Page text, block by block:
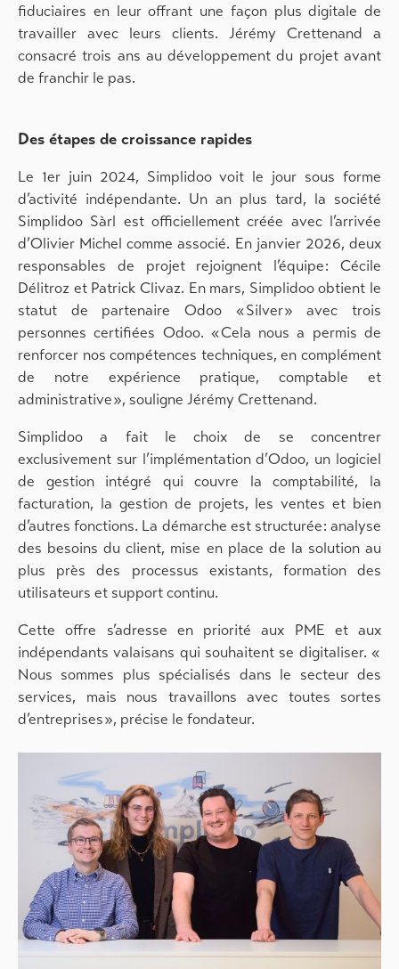
fiduciaires en leur offrant une façon plus digitale de
travailler avec leurs clients. Jérémy Crettenand a
consacré trois ans au développement du projet avant
de franchir le pas.
Des étapes de croissance rapides
Le 1er juin 2024, Simplidoo voit le jour sous forme
d’activité indépendante. Un an plus tard, la société
Simplidoo Sàrl est officiellement créée avec l’arrivée
d’Olivier Michel comme associé. En janvier 2026, deux
responsables de projet rejoignent l’équipe : Cécile
Délitroz et Patrick Clivaz. En mars, Simplidoo obtient le
statut de partenaire Odoo « Silver » avec trois
personnes certifiées Odoo. « Cela nous a permis de
renforcer nos compétences techniques, en complément
de notre expérience pratique, comptable et
administrative », souligne Jérémy Crettenand.
Simplidoo a fait le choix de se concentrer
exclusivement sur l’implémentation d’Odoo, un logiciel
de gestion intégré qui couvre la comptabilité, la
facturation, la gestion de projets, les ventes et bien
d’autres fonctions. La démarche est structurée : analyse
des besoins du client, mise en place de la solution au
plus près des processus existants, formation des
utilisateurs et support continu.
Cette offre s’adresse en priorité aux PME et aux
indépendants valaisans qui souhaitent se digitaliser. «
Nous sommes plus spécialisés dans le secteur des
services, mais nous travaillons avec toutes sortes
d’entreprises », précise le fondateur.